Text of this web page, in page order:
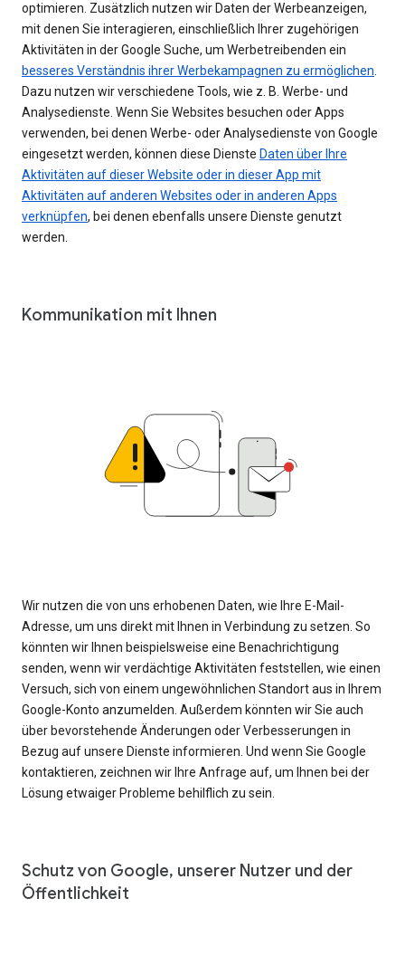
optimieren. Zusätzlich nutzen wir Daten der Werbeanzeigen,
mit denen Sie interagieren, einschließlich Ihrer zugehörigen
Aktivitäten in der Google Suche, um Werbetreibenden ein
besseres Verständnis ihrer Werbekampagnen zu ermöglichen.
Dazu nutzen wir verschiedene Tools, wie z. B. Werbe- und
Analysedienste. Wenn Sie Websites besuchen oder Apps
verwenden, bei denen Werbe- oder Analysedienste von Google
eingesetzt werden, können diese Dienste Daten über Ihre
Aktivitäten auf dieser Website oder in dieser App mit
Aktivitäten auf anderen Websites oder in anderen Apps
verknüpfen, bei denen ebenfalls unsere Dienste genutzt
werden.
Kommunikation mit Ihnen
Wir nutzen die von uns erhobenen Daten, wie Ihre E-Mail-
Adresse, um uns direkt mit Ihnen in Verbindung zu setzen. So
könnten wir Ihnen beispielsweise eine Benachrichtigung
senden, wenn wir verdächtige Aktivitäten feststellen, wie einen
Versuch, sich von einem ungewöhnlichen Standort aus in Ihrem
Google-Konto anzumelden. Außerdem könnten wir Sie auch
über bevorstehende Änderungen oder Verbesserungen in
Bezug auf unsere Dienste informieren. Und wenn Sie Google
kontaktieren, zeichnen wir Ihre Anfrage auf, um Ihnen bei der
Lösung etwaiger Probleme behilflich zu sein.
Schutz von Google, unserer Nutzer und der
Öffentlichkeit